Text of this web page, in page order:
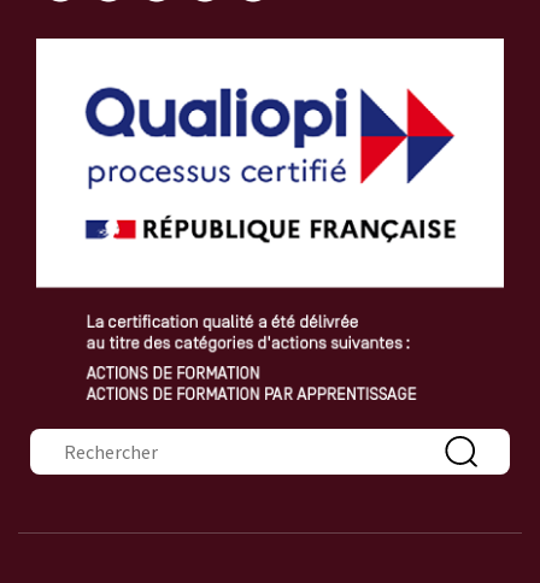
Formulaire de recherche